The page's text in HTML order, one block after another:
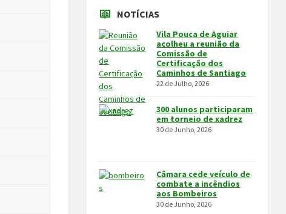
NOTÍCIAS
Vila Pouca de Aguiar
acolheu a reunião da
Comissão de
Certificação dos
Caminhos de Santiago
22 de Julho, 2026
300 alunos participaram
em torneio de xadrez
30 de Junho, 2026
Câmara cede veículo de
combate a incêndios
aos Bombeiros
30 de Junho, 2026